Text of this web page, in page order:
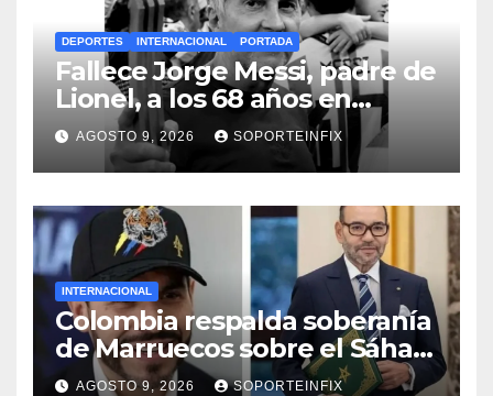
DEPORTES INTERNACIONAL PORTADA
Fallece Jorge Messi, padre de
Lionel, a los 68 años en
Rosario
AGOSTO 9, 2026 SOPORTEINFIX
INTERNACIONAL
Colombia respalda soberanía
de Marruecos sobre el Sáhara
y busca TLC
AGOSTO 9, 2026 SOPORTEINFIX